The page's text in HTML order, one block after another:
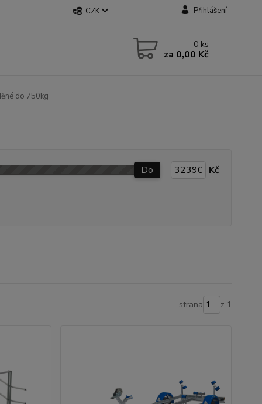
CZK Přihlášení
0 ks
za 0,00 Kč
do 750kg
Do Kč
strana z 1